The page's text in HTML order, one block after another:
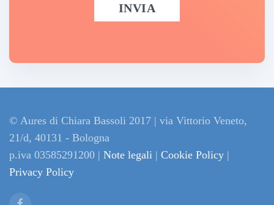
© Aures di Chiara Bassoli 2017 | via Vittorio Veneto,
21/d, 40131 - Bologna
p.iva 03585291200 | Note legali | Cookie Policy |
Privacy Policy